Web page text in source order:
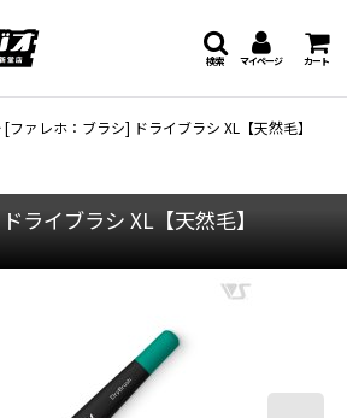
マイページ カート
検索
[ファレホ：ブラシ] ドライブラシ XL【天然毛】
ライブラシ XL【天然毛】